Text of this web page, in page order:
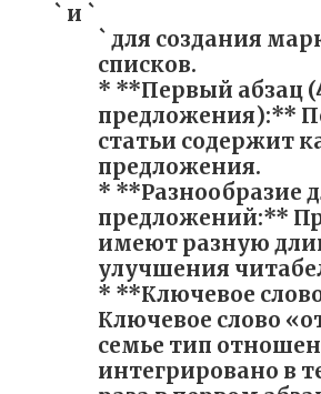
` и `
` для создания
списков.
* **Первый абзац
предложения):**
статьи содержит
предложения.
* **Разнообразие
предложений:**
имеют разную
улучшения
* **Ключевое
Ключевое слово
семье тип
интегрировано в